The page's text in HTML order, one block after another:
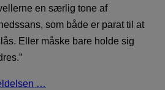
en særlig tone af
som både er parat til at
Eller måske bare holde sig
…